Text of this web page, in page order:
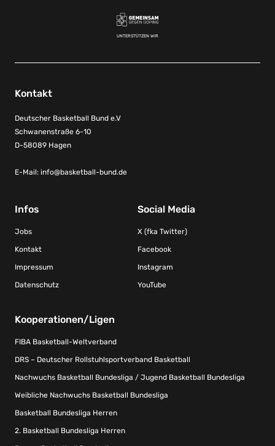
UNTERSTÜTZEN WIR
Kontakt
Deutscher Basketball Bund e.V
Schwanenstraße 6-10
D-58089 Hagen
E-Mail: info@basketball-bund.de
Infos
Jobs
Kontakt
Impressum
Datenschutz
Social Media
X (fka Twitter)
Facebook
Instagram
YouTube
Kooperationen/Ligen
FIBA Basketball-Weltverband
DRS – Deutscher Rollstuhlsportverband Basketball
Nachwuchs Basketball Bundesliga / Jugend Basketball Bundesliga
Weibliche Nachwuchs Basketball Bundesliga
Basketball Bundesliga Herren
2. Basketball Bundesliga Herren